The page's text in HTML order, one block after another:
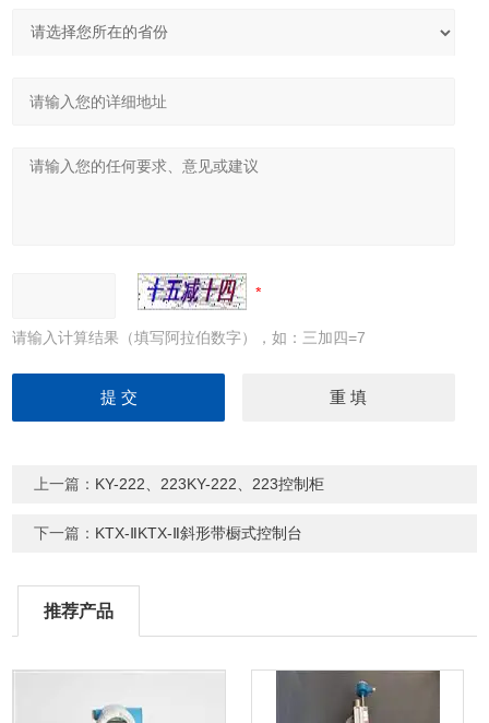
请输入计算结果（填写阿拉伯数字），如：三加四=7
上一篇： KY-222、223KY-222、223控制柜
下一篇： KTX-ⅡKTX-Ⅱ斜形带橱式控制台
推荐产品